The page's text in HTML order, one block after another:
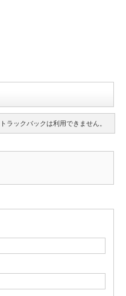
トラックバックは利用できません。